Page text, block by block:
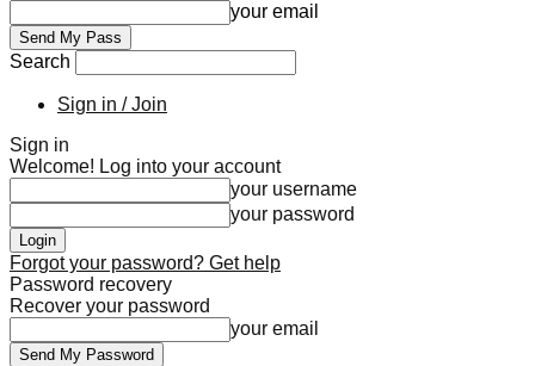
your email
Search
Sign in / Join
Sign in
Welcome! Log into your account
your username
your password
Forgot your password? Get help
Password recovery
Recover your password
your email